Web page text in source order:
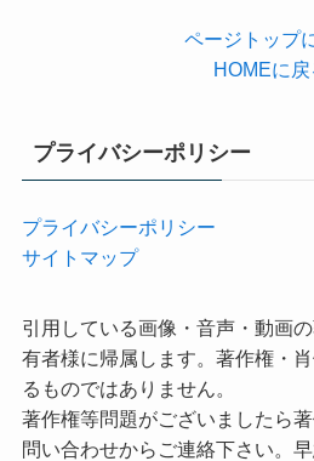
ページトップ
HOMEに戻
プライバシーポリシー
プライバシーポリシー
サイトマップ
引用している画像・音声・動画
有者様に帰属します。著作権・
るものではありません。
著作権等問題がございましたら
問い合わせからご連絡下さい。